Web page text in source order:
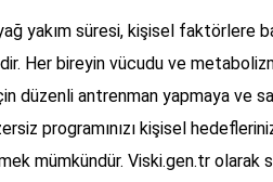
yakım süresi, kişisel faktörlere
Her bireyin vücudu ve
düzenli antrenman yapmaya ve
programınızı kişisel
mümkündür. Viski.gen.tr olarak